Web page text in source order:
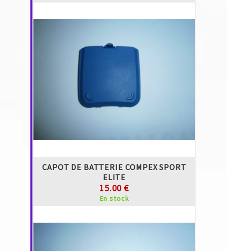
CAPOT DE BATTERIE COMPEX SPORT
ELITE
15.00 €
En stock